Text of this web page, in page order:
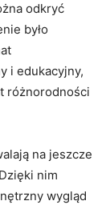
odkryć
​było
⁤i⁣ edukacyjny,
‌różnorodności
na jeszcze⁢
​nim⁢
‌wygląd‌